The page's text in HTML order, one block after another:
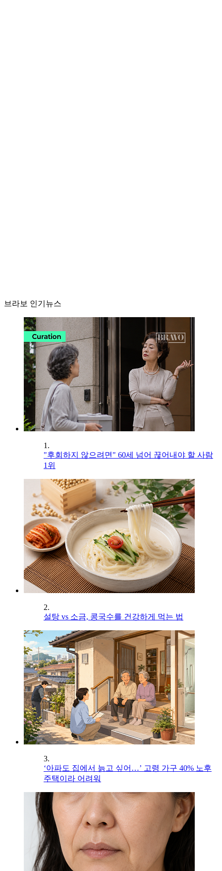
브라보 인기뉴스
1.
"후회하지 않으려면" 60세 넘어 끊어내야 할 사람
1위
2.
설탕 vs 소금, 콩국수를 건강하게 먹는 법
3.
‘아파도 집에서 늙고 싶어…’ 고령 가구 40% 노후
주택이라 어려워